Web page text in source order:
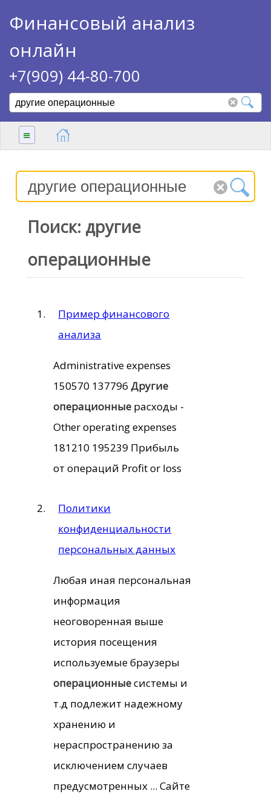
Финансовый анализ
онлайн
+7(909) 44-80-700
≡
Поиск: другие
операционные
Пример финансового
анализа
Administrative expenses
150570 137796 Другие
операционныерасходы -
Other operating expenses
181210 195239 Прибыль
от операций Profit or loss
Политики
конфиденциальности
персональных данных
Любая иная персональная
информация
неоговоренная выше
история посещения
используемые браузеры
операционныесистемы и
т.д подлежит надежному
хранению и
нераспространению за
исключением случаев
предусмотренных ... Сайте